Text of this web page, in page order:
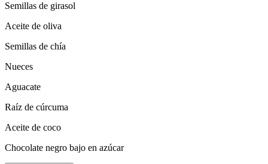
Semillas de girasol
Aceite de oliva
Semillas de chía
Nueces
Aguacate
Raíz de cúrcuma
Aceite de coco
Chocolate negro bajo en azúcar